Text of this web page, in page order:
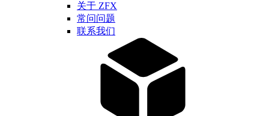
关于 ZFX
常问问题
联系我们